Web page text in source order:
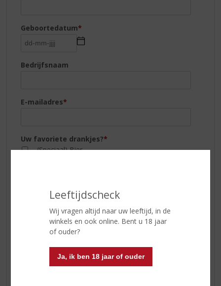
Leeftijdscheck
Wij vragen altijd naar uw leeftijd, in de
winkels en ook online. Bent u 18 jaar
of ouder?
Ja, ik ben 18 jaar of ouder
Geboortedatum*
Bedrijfsnaam
E-mailadres*
Uw favoriete drankjes?*
(Speciaal) Bier
Cocktails
Vodka
Cognac
Whisky
Jenever
Likeuren
Overig
Port